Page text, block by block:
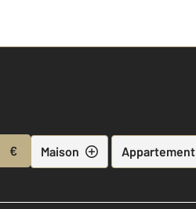
€ Maison Appartement